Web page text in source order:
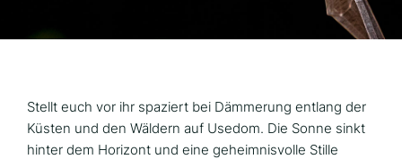
Stellt euch vor ihr spaziert bei Dämmerung entlang der
Küsten und den Wäldern auf Usedom. Die Sonne sinkt
hinter dem Horizont und eine geheimnisvolle Stille